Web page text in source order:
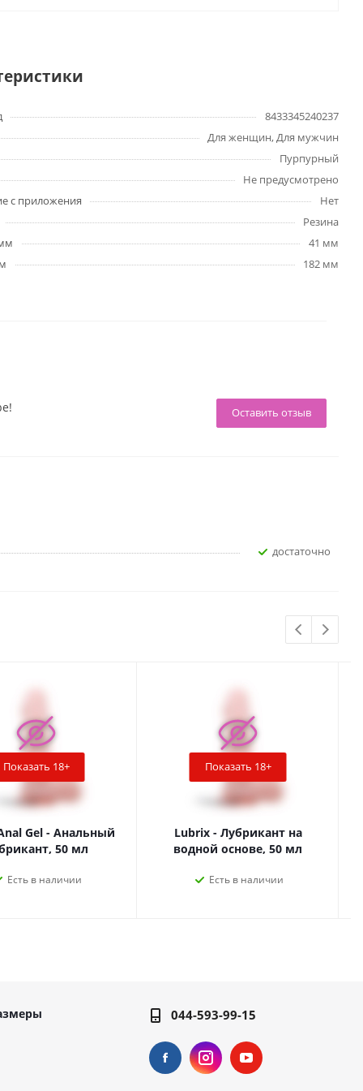
8433345240237
Для женщин, Для мужчин
Пурпурный
Не предусмотрено
с приложения
Нет
Резина
41 мм
182 мм
Оставить отзыв
достаточно
Показать 18+
Gel - Анальный
50 мл
Есть в наличии
Показать 18+
Lubrix - Лубрикант на
водной основе, 50 мл
Есть в наличии
044-593-99-15